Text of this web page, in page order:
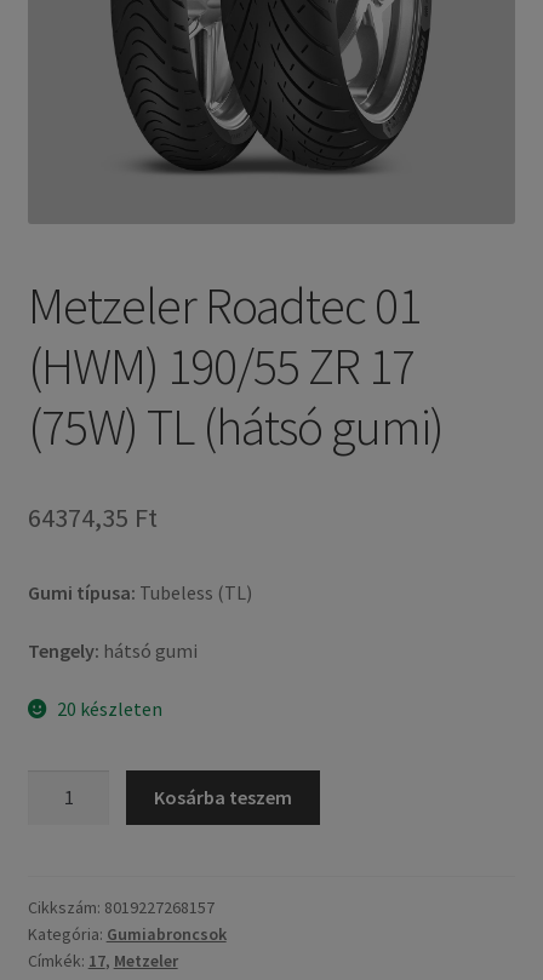
Metzeler Roadtec 01
(HWM) 190/55 ZR 17
(75W) TL (hátsó gumi)
64374,35 Ft
Gumi típusa: Tubeless (TL)
Tengely: hátsó gumi
20 készleten
190/55
ZR
17
Kosárba teszem
Cikkszám: 8019227268157
Kategória: Gumiabroncsok
Címkék: 17, Metzeler